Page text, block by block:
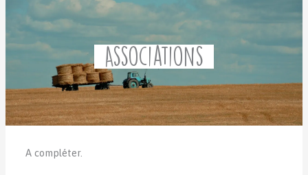
Associations
A compléter.